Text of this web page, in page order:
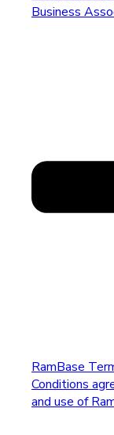
Business
RamBase
Conditions
and use of